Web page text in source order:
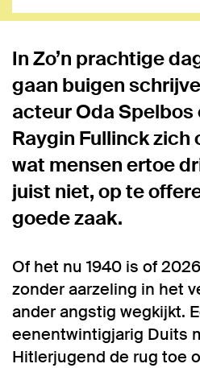
In Zo’n prachtige
gaan buigen
acteur Oda Spelbos
Raygin Fullinck zich
wat mensen ertoe
juist niet, op te
goede zaak.
Of het nu 1940 is of
zonder aarzeling in het
ander angstig wegkijkt.
eenentwintigjarig Duits
Hitlerjugend de rug toe